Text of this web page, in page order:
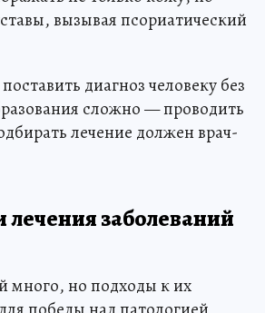
вызывая псориатический
диагноз человеку без
сложно — проводить
лечение должен врач-
лечения заболеваний
много, но подходы к их